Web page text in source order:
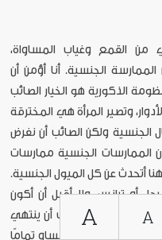
A A
من القمع وغياب المساواة،
الجنسية. أنا أؤمن أن
الذكورية هو الخيار الصائب
وتصير المرأة هي المخترقة
الجنسية ولكن الصائب أن نفرض
الممارسات الجنسية ممارسات
أتحدث عن كل الميول الجنسية.
أو ترانس، ولا أقبل أن أكون
أي جندر كان. الصائب أن ينتهي
كل طرف في وضع مساو تمامًا